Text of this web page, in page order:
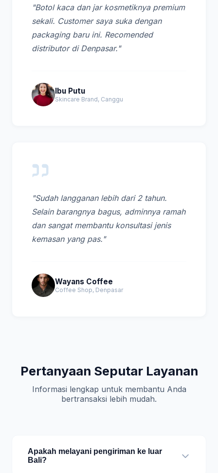
"Botol kaca dan jar kosmetiknya premium
sekali. Customer saya suka dengan
packaging baru ini. Recomended
distributor di Denpasar."
Ibu Putu
Skincare Brand, Canggu
"Sudah langganan lebih dari 2 tahun.
Selain barangnya bagus, adminnya ramah
dan sangat membantu konsultasi jenis
kemasan yang pas."
Wayans Coffee
Coffee Shop, Denpasar
Pertanyaan Seputar Layanan
Informasi lengkap untuk membantu Anda
bertransaksi lebih mudah.
Apakah melayani pengiriman ke luar
Bali?